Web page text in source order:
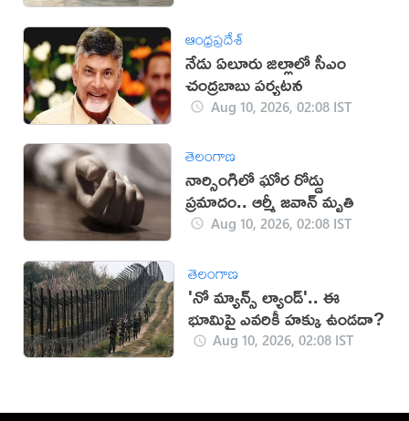
ఆంధ్రప్రదేశ్
నేడు ఏలూరు జిల్లాలో సీఎం
చంద్రబాబు పర్యటన
Aug 10, 2026, 02:08 IST
తెలంగాణ
నార్సింగిలో ఘోర రోడ్డు
ప్రమాదం.. ఆర్మీ జవాన్ మృతి
Aug 10, 2026, 02:08 IST
తెలంగాణ
'నో మ్యాన్స్ ల్యాండ్'.. ఈ
భూమిపై ఎవరికీ హక్కు ఉండదా?
Aug 10, 2026, 02:08 IST